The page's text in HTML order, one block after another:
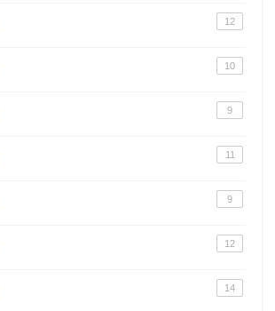
12
10
9
11
9
12
14